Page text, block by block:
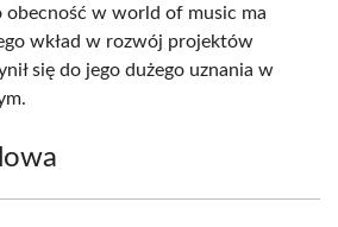
obecność w world of music ma
wkład w rozwój projektów
się do jego dużego uznania w